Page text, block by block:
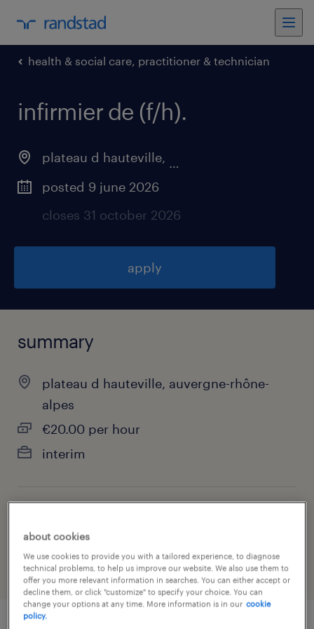
health & social care, practitioner & technician
infirmier de (f/h).
plateau d hauteville,
posted 9 june 2026
closes 31 october 2026
apply
summary
plateau d hauteville, auvergne-rhône-
alpes
€20.00 per hour
interim
health & social care, practitioner & technician
about cookies
We use cookies to provide you with a tailored experience, to diagnose
technical problems, to help us improve our website. We also use them to
offer you more relevant information in searches. You can either accept or
decline them, or click "customize" to specify your choice. You can
change your options at any time. More information is in our cookie
policy.